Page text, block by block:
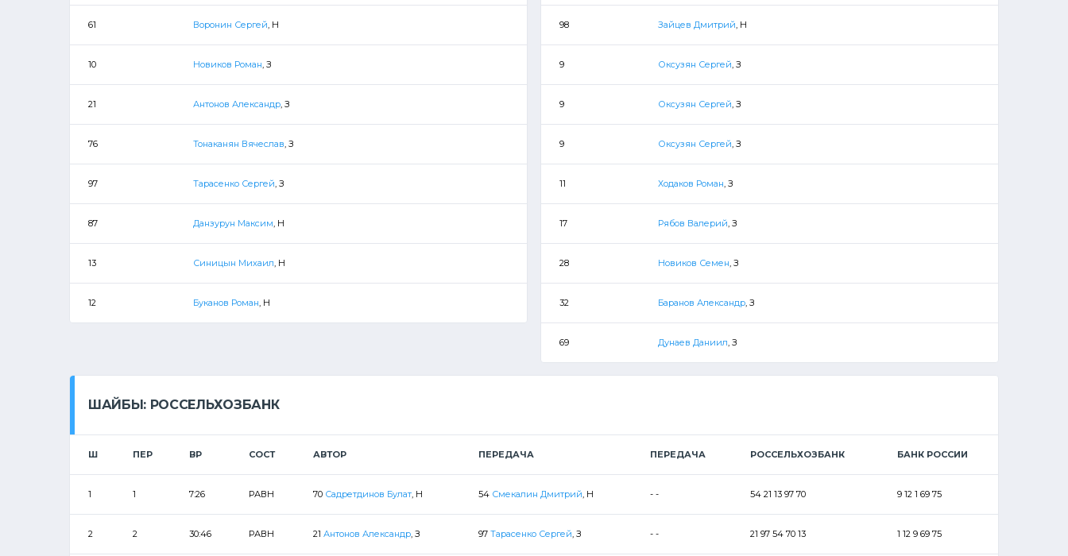
61 Воронин Сергей , Н
10 Новиков Роман , З
21 Антонов Александр , З
76 Тонаканян Вячеслав , З
97 Тарасенко Сергей , З
87 Данзурун Максим , Н
13 Синицын Михаил , Н
12 Буканов Роман , Н
98 Зайцев Дмитрий , Н
9 Оксузян Сергей , З
9 Оксузян Сергей , З
9 Оксузян Сергей , З
11 Ходаков Роман , З
17 Рябов Валерий , З
28 Новиков Семен , З
32 Баранов Александр , З
69 Дунаев Даниил , З
ШАЙБЫ: РОССЕЛЬХОЗБАНК
Ш ПЕР ВР СОСТ АВТОР ПЕРЕДАЧА ПЕРЕДАЧА РОССЕЛЬХОЗБАНК БАНК РОССИИ
1 1 7:26 РАВН 70 Садретдинов Булат , Н 54 Смекалин Дмитрий , Н - - 54 21 13 97 70 9 12 1 69 75
2 2 30:46 РАВН 21 Антонов Александр , З 97 Тарасенко Сергей , З - - 21 97 54 70 13 1 12 9 69 75